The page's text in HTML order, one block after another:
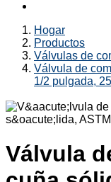
Hogar
Productos
Válvulas de
Válvula de
1/2 pulgada,
Válvula